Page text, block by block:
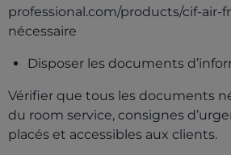
professional.com/products/cif-air-
nécessaire
Disposer les documents
Vérifier que tous les documents
du room service, consignes
placés et accessibles aux clients.